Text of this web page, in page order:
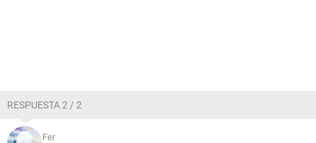
RESPUESTA 2 / 2
Fer